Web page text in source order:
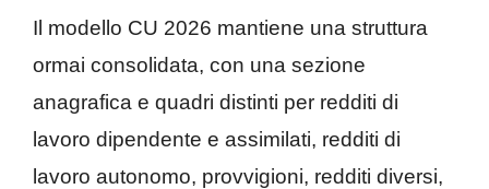
Il modello CU 2026 mantiene una struttura
ormai consolidata, con una sezione
anagrafica e quadri distinti per redditi di
lavoro dipendente e assimilati, redditi di
lavoro autonomo, provvigioni, redditi diversi,